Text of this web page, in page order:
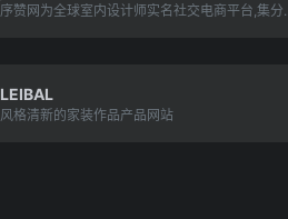
序赞网为全球室内设计师实名社交电商平台,集分享、学习、创作、设计、灵感、素材、下载、视频、直播、材料供应、社交等设计师社交电商应用APP
LEIBAL
风格清新的家装作品产品网站